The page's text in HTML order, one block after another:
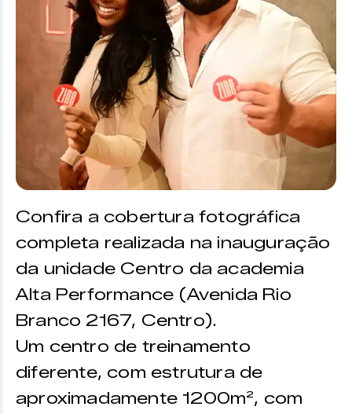
Confira a cobertura fotográfica
completa realizada na inauguração
da unidade Centro da academia
Alta Performance (Avenida Rio
Branco 2167, Centro).
Um centro de treinamento
diferente, com estrutura de
aproximadamente 1200m², com